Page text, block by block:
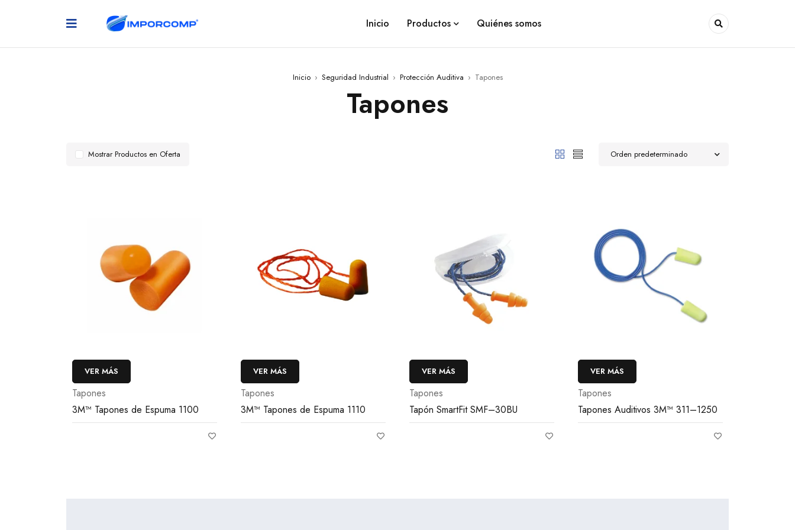
Inicio Productos Quiénes somos
Inicio › Seguridad Industrial › Protección Auditiva › Tapones
Tapones
Orden predeterminado
Mostrar Productos en Oferta
VER MÁS
Tapones
3M™ Tapones de Espuma 1100
VER MÁS
Tapones
3M™ Tapones de Espuma 1110
VER MÁS
Tapones
Tapón SmartFit SMF–30BU
VER MÁS
Tapones
Tapones Auditivos 3M™ 311–1250